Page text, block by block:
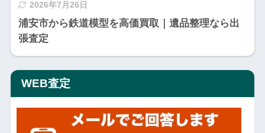
2026年7月26日
浦安市から鉄道模型を高価買取｜遺品整理なら出
張査定
WEB査定